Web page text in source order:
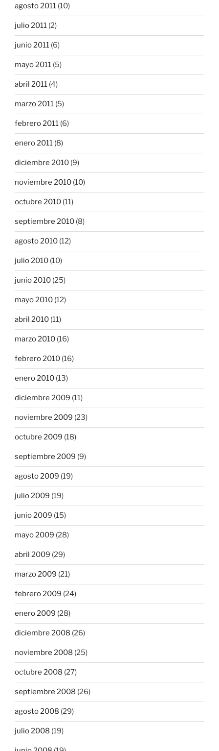
agosto 2011 (10)
julio 2011 (2)
junio 2011 (6)
mayo 2011 (5)
abril 2011 (4)
marzo 2011 (5)
febrero 2011 (6)
enero 2011 (8)
diciembre 2010 (9)
noviembre 2010 (10)
octubre 2010 (11)
septiembre 2010 (8)
agosto 2010 (12)
julio 2010 (10)
junio 2010 (25)
mayo 2010 (12)
abril 2010 (11)
marzo 2010 (16)
febrero 2010 (16)
enero 2010 (13)
diciembre 2009 (11)
noviembre 2009 (23)
octubre 2009 (18)
septiembre 2009 (9)
agosto 2009 (19)
julio 2009 (19)
junio 2009 (15)
mayo 2009 (28)
abril 2009 (29)
marzo 2009 (21)
febrero 2009 (24)
enero 2009 (28)
diciembre 2008 (26)
noviembre 2008 (25)
octubre 2008 (27)
septiembre 2008 (26)
agosto 2008 (29)
julio 2008 (19)